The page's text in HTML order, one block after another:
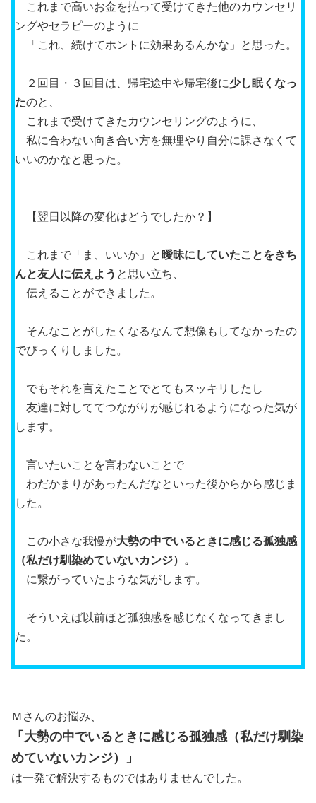
これまで高いお金を払って受けてきた他のカウンセリ
ングやセラピーのように
「これ、続けてホントに効果あるんかな」と思った。
２回目・３回目は、帰宅途中や帰宅後に少し眠くなっ
たのと、
これまで受けてきたカウンセリングのように、
私に合わない向き合い方を無理やり自分に課さなくて
いいのかなと思った。
【翌日以降の変化はどうでしたか？】
これまで「ま、いいか」と 曖昧にしていたことをきち
んと友人に伝えよう と思い立ち、
伝えることができました。
そんなことがしたくなるなんて想像もしてなかったの
でびっくりしました。
でもそれを言えたことでとてもスッキリしたし
友達に対しててつながりが感じれるようになった気が
します。
言いたいことを言わないことで
わだかまりがあったんだなといった後からから感じま
した。
この小さな我慢が大勢の中でいるときに感じる孤独感
（私だけ馴染めていないカンジ）。
に繋がっていたような気がします。
そういえば以前ほど孤独感を感じなくなってきまし
た。
Ｍさんのお悩み、
「大勢の中でいるときに感じる孤独感（私だけ馴染
めていないカンジ）」
は一発で解決するものではありませんでした。